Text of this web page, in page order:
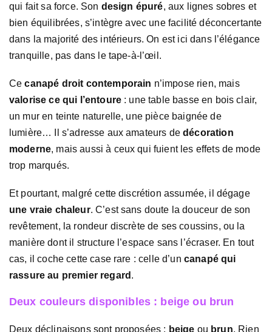
qui fait sa force. Son design épuré, aux lignes sobres et
bien équilibrées, s’intègre avec une facilité déconcertante
dans la majorité des intérieurs. On est ici dans l’élégance
tranquille, pas dans le tape-à-l’œil.
Cecanapé droit contemporain n’impose rien, mais
valorise ce qui l’entoure : une table basse en bois clair,
un mur en teinte naturelle, une pièce baignée de
lumière… Il s’adresse aux amateurs dedécoration
moderne, mais aussi à ceux qui fuient les effets de mode
trop marqués.
Et pourtant, malgré cette discrétion assumée, il dégage
une vraie chaleur. C’est sans doute la douceur de son
revêtement, la rondeur discrète de ses coussins, ou la
manière dont il structure l’espace sans l’écraser. En tout
cas, il coche cette case rare : celle d’un canapé qui
rassure au premier regard .
Deux couleurs disponibles : beige ou brun
Deux déclinaisons sont proposées : beige ou brun. Rien